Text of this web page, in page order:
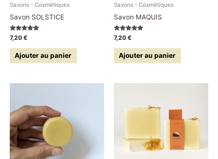
Savons - Cosmétiques
Savon SOLSTICE
Note
5.00
sur 5
7,20 €
Ajouter au panier
Savons - Cosmétiques
Savon MAQUIS
Note
5.00
sur 5
7,20 €
Ajouter au panier